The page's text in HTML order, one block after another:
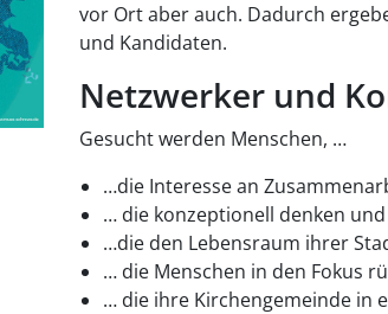
vor Ort aber auch. Dadurch
und Kandidaten.
Netzwerker und
Gesucht werden Menschen, …
…die Interesse an
… die konzeptionell denken
…die den Lebensraum ihrer
… die Menschen in den Fokus
… die ihre Kirchengemeinde in